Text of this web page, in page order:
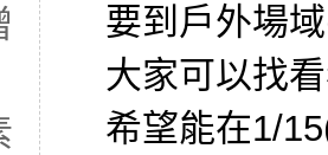
要到戶外場
大家可以找
希望能在1/